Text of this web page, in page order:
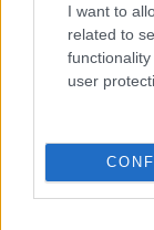
I want to
related to
user
Ανησυχία
σε
Δελτίο...|